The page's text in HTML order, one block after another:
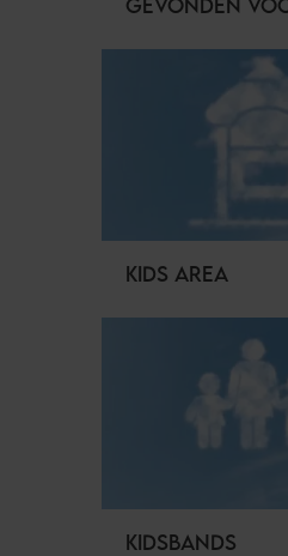
GEVONDEN
KIDS AREA
KIDSBANDS